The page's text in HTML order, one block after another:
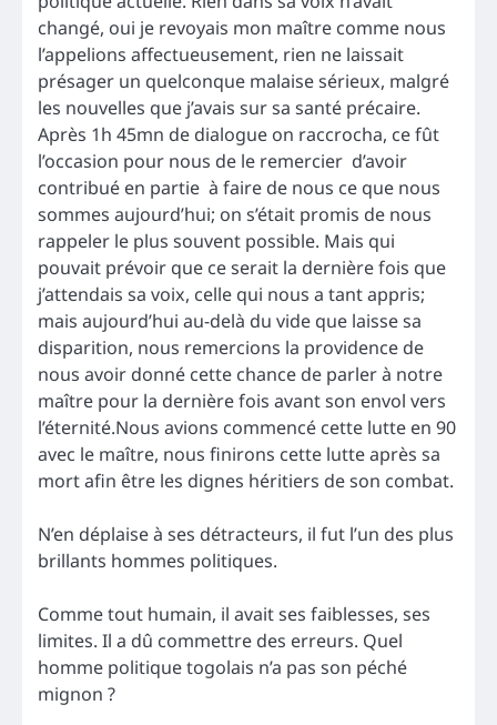
changé, oui je revoyais mon maître comme nous
l’appelions affectueusement, rien ne laissait
présager un quelconque malaise sérieux, malgré
les nouvelles que j’avais sur sa santé précaire.
Après 1h 45mn de dialogue on raccrocha, ce fût
l’occasion pour nous de le remercier d’avoir
contribué en partie à faire de nous ce que nous
sommes aujourd’hui; on s’était promis de nous
rappeler le plus souvent possible. Mais qui
pouvait prévoir que ce serait la dernière fois que
j’attendais sa voix, celle qui nous a tant appris;
mais aujourd’hui au-delà du vide que laisse sa
disparition, nous remercions la providence de
nous avoir donné cette chance de parler à notre
maître pour la dernière fois avant son envol vers
l’éternité.Nous avions commencé cette lutte en 90
avec le maître, nous finirons cette lutte après sa
mort afin être les dignes héritiers de son combat.
N’en déplaise à ses détracteurs, il fut l’un des plus
brillants hommes politiques.
Comme tout humain, il avait ses faiblesses, ses
limites. Il a dû commettre des erreurs. Quel
homme politique togolais n’a pas son péché
mignon ?